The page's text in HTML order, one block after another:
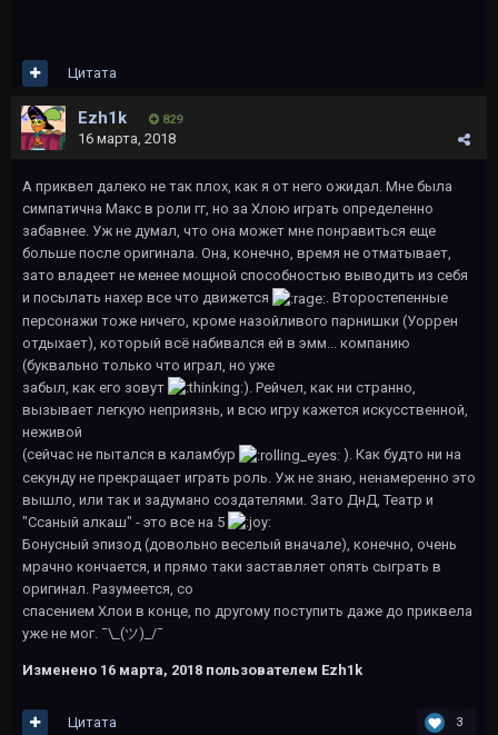
Цитата
Ezh1k 829
16 марта, 2018
А приквел далеко не так плох, как я от него ожидал. Мне была
симпатична Макс в роли гг, но за Хлою играть определенно
забавнее. Уж не думал, что она может мне понравиться еще
больше после оригинала. Она, конечно, время не отматывает,
зато владеет не менее мощной способностью выводить из себя
и посылать нахер все что движется
. Второстепенные
персонажи тоже ничего, кроме назойливого парнишки (Уоррен
отдыхает), который всё набивался ей в эмм... компанию
(буквально только что играл, но уже
забыл, как его зовут
). Рейчел, как ни странно,
вызывает легкую неприязнь, и всю игру кажется искусственной,
неживой
(сейчас не пытался в каламбур
). Как будто ни на
секунду не прекращает играть роль. Уж не знаю, ненамеренно это
вышло, или так и задумано создателями. Зато ДнД, Театр и
"Ссаный алкаш" - это все на 5
Бонусный эпизод (довольно веселый вначале), конечно, очень
мрачно кончается, и прямо таки заставляет опять сыграть в
оригинал. Разумеется, со
спасением Хлои в конце, по другому поступить даже до приквела
уже не мог. ¯\_(ツ)_/¯
Изменено 16 марта, 2018 пользователем Ezh1k
3
Цитата